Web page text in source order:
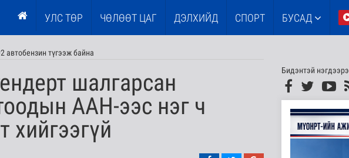
УЛС ТӨР ЧӨЛӨӨТ ЦАГ ДЭЛХИЙД СПОРТ БУСАД
түгээж байна
шалгарсан
ААН-ээс нэг ч
хийгээгүй
Бидэнтэй